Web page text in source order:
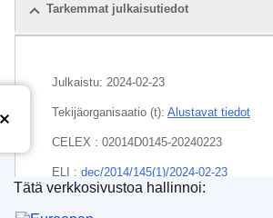
Tarkemmat julkaisutiedot
Julkaistu: 2024-02-23
Tekijäorganisaatio (t): Alustavat tiedot
CELEX : 02014D0145-20240223
ELI : dec/2014/145(1)/2024-02-23
Euroopan unionin julkaisutoimisto
Tätä verkkosivustoa hallinnoi: